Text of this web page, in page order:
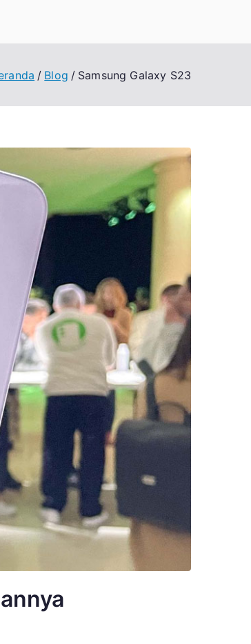
Blog Samsung Galaxy S23